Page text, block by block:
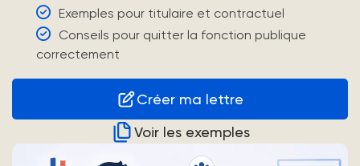
Exemples pour titulaire et contractuel
Conseils pour quitter la fonction publique
correctement
Créer ma lettre
Voir les exemples